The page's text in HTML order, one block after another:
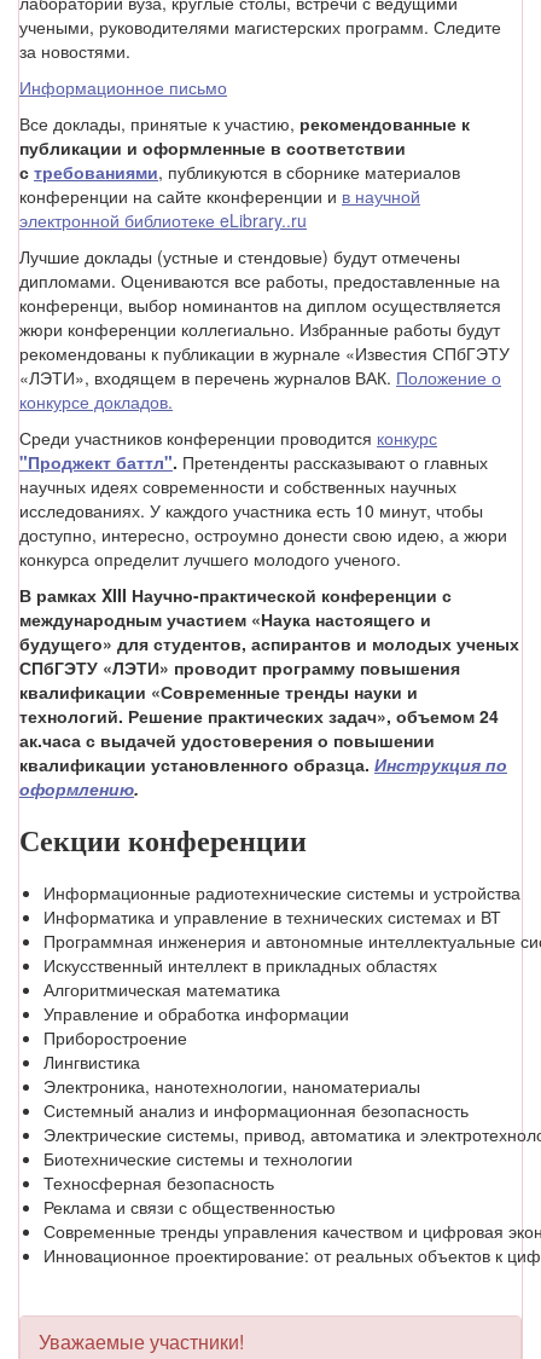
учеными, руководителями магистерских программ. Следите
за новостями.
Информационное письмо
Все доклады, принятые к участию, рекомендованные к
публикации и оформленные в соответствии
с требованиями, публикуются в сборнике материалов
конференции на сайте кконференции и в научной
электронной библиотеке eLibrary..ru
Лучшие доклады (устные и стендовые) будут отмечены
дипломами. Оцениваются все работы, предоставленные на
конференци, выбор номинантов на диплом осуществляется
жюри конференции коллегиально. Избранные работы будут
рекомендованы к публикации в журнале «Известия СПбГЭТУ
«ЛЭТИ», входящем в перечень журналов ВАК. Положение о
конкурсе докладов.
Среди участников конференции проводится конкурс
"Проджект баттл". Претенденты рассказывают о главных
научных идеях современности и собственных научных
исследованиях. У каждого участника есть 10 минут, чтобы
доступно, интересно, остроумно донести свою идею, а жюри
конкурса определит лучшего молодого ученого.
В рамках XIII Научно-практической конференции с
международным участием «Наука настоящего и
будущего» для студентов, аспирантов и молодых ученых
СПбГЭТУ «ЛЭТИ» проводит программу повышения
квалификации «Современные тренды науки и
технологий. Решение практических задач», объемом 24
ак.часа с выдачей удостоверения о повышении
квалификации установленного образца. Инструкция по
оформлению.
Секции конференции
Информационные радиотехнические системы и устройства
Информатика и управление в технических системах и ВТ
Программная инженерия и автономные интеллектуальные
Искусственный интеллект в прикладных областях
Алгоритмическая математика
Управление и обработка информации
Приборостроение
Лингвистика
Электроника, нанотехнологии, наноматериалы
Системный анализ и информационная безопасность
Электрические системы, привод, автоматика и
Биотехнические системы и технологии
Техносферная безопасность
Реклама и связи с общественностью
Современные тренды управления качеством и цифровая
Инновационное проектирование: от реальных объектов к
Уважаемые участники!